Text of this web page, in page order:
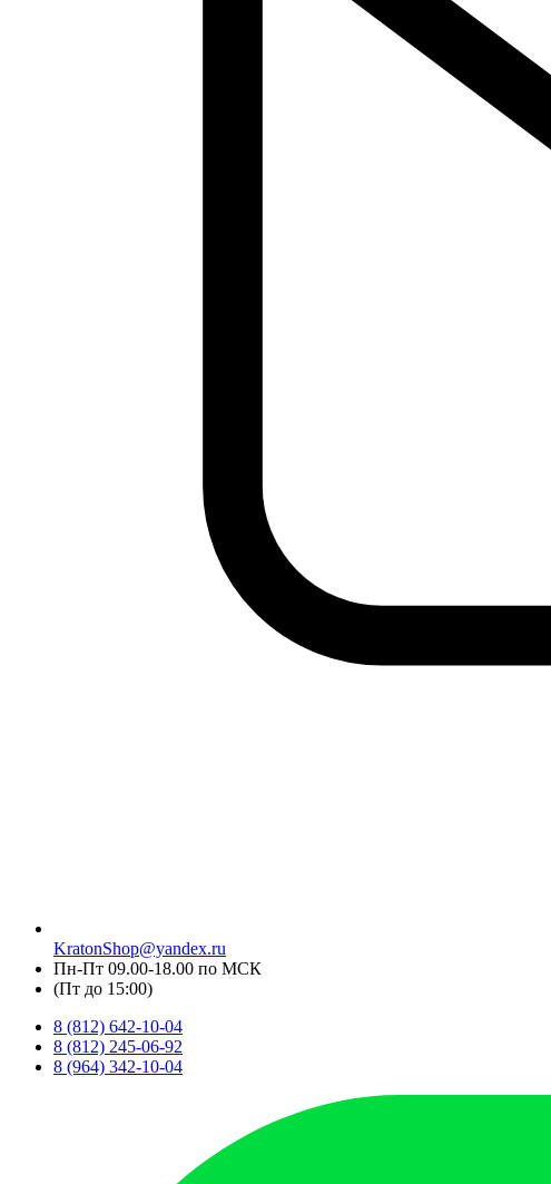
KratonShop@yandex.ru
Пн-Пт 09.00-18.00 по МСК
(Пт до 15:00)
8 (812) 642-10-04
8 (812) 245-06-92
8 (964) 342-10-04